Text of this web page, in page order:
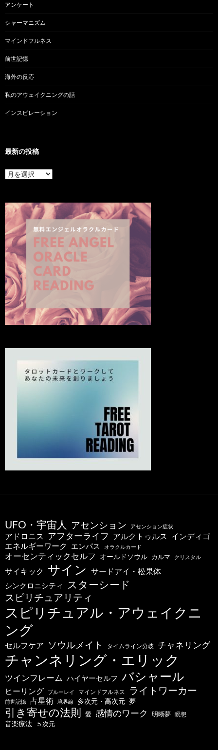
アンケート
シャーマニズム
マインドフルネス
前世記憶
海外の反応
私のアウェイクニングの話
インスピレーション
最新の投稿
最
新
稿
UFO・宇宙人 アセンション アセンション症状
アドロニス アフターライフ アルクトゥルス インディゴ
エネルギーワーク エンパス オラクルカード
オーセンティックセルフ オールドソウル カルマ クリスタル
サイキック サイン サードアイ・松果体
シンクロニシティ スターシード
スピリチュアリティ
スピリチュアル・アウェイクニ
ング
セルフケア ソウルメイト タイムライン分岐 チャネリング
チャンネリング・エリック
ツインフレーム ハイヤーセルフ バシャール
ヒーリング ブルーレイ マインドフルネス ライトワーカー
前世記憶 占星術 境界線 多次元・高次元 夢
引き寄せの法則 愛 感情のワーク 明晰夢 瞑想
音楽療法 ５次元